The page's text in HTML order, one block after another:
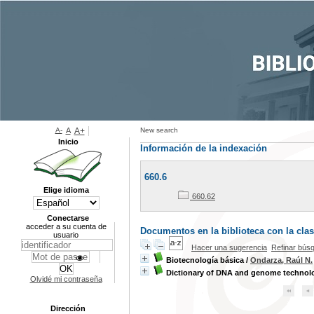
New search
Información de la indexación
660.6
660.62
Documentos en la biblioteca con la
Hacer una sugerencia Refinar
Biotecnología básica / Ondarza, Raúl N.
Dictionary of DNA and genome
A- A A+
Inicio
Elige idioma
Conectarse
acceder a su cuenta de
usuario
Olvidé mi contraseña
Dirección